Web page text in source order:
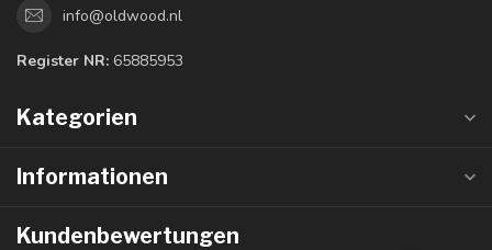
info@oldwood.nl
Register NR: 65885953
Kategorien
Informationen
Kundenbewertungen